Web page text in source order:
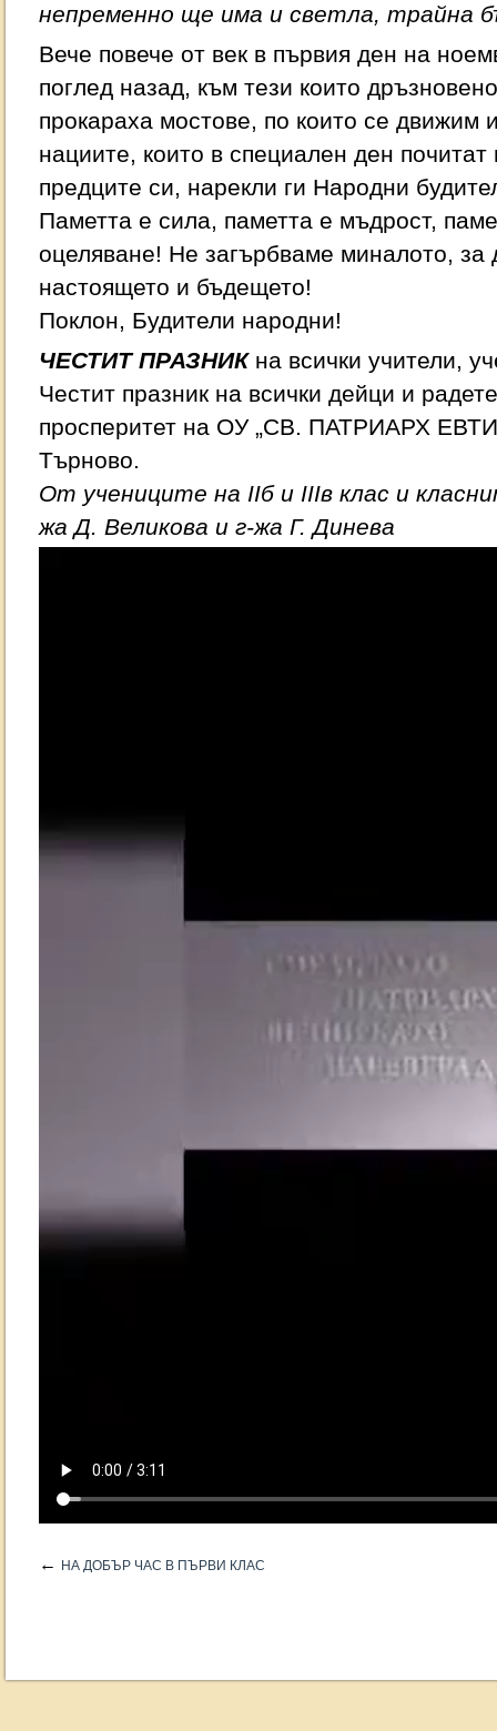
непременно ще има и светла, трайна
Вече повече от век в първия ден на
поглед назад, към тези които
прокараха мостове, по които се движим
нациите, които в специален ден
предците си, нарекли ги Народни
Паметта е сила, паметта е мъдрост,
оцеляване! Не загърбваме миналото, за
настоящето и бъдещето!
Поклон, Будители народни!
ЧЕСТИТ ПРАЗНИКна всички учители,
Честит празник на всички дейци и
просперитет на ОУ „СВ. ПАТРИАРХ
Търново.
От учениците на IIб и IIIв клас и
жа Д. Великова и г-жа Г. Динева
← НА ДОБЪР ЧАС В ПЪРВИ КЛАС